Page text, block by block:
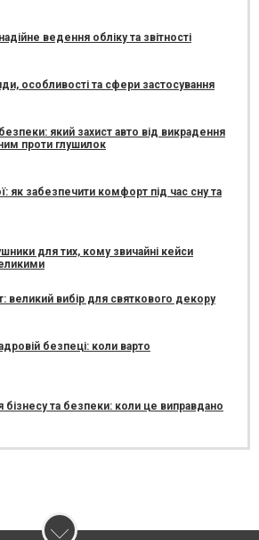
ведення обліку та звітності
особливості та сфери застосування
який захист авто від викрадення
проти глушилок
як забезпечити комфорт під час сну та
для тих, кому звичайні кейси
великий вибір для святкового декору
безпеці: коли варто
бізнесу та безпеки: коли це виправдано